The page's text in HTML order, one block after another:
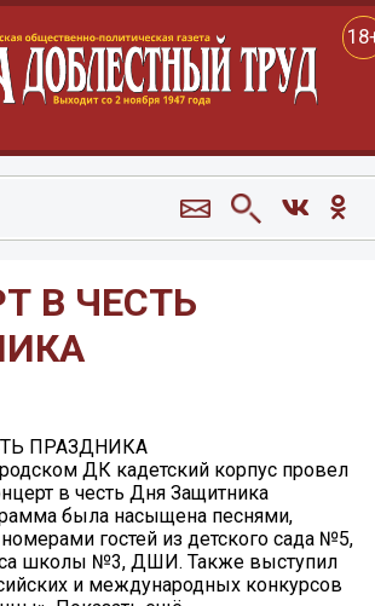
В ЧЕСТЬ
ПРАЗДНИКА
ДК кадетский корпус провел
в честь Дня Защитника
была насыщена песнями,
гостей из детского сада №5,
школы №3, ДШИ. Также выступил
и международных конкурсов